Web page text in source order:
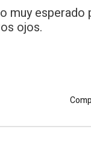
muy
ojos.